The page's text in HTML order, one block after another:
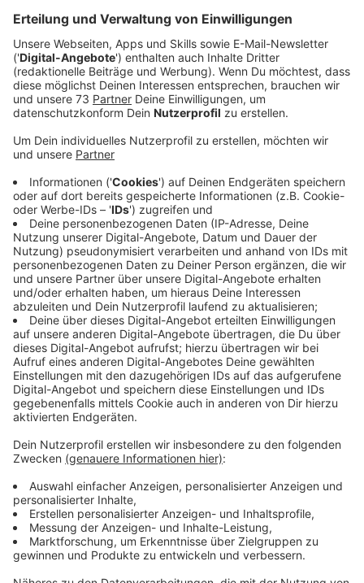
Anzeige
Zusammenhang mit Tötungsdelikt in Dingden
Die Durchsuchungen stehen im Zusammenhang mit
einem Tötungsdelikt in Dingden. Vor knapp 4 Wochen,
am Samstag den 21. Juni, war ein toter Mann in seiner
Wohnung in der Sachsenstraße gefunden worden. Der
61-Jährige starb durch Gewalteinwirkung, hieß es nach
der Obduktion.
Anzeige
Update 15.30 Uhr:
Anzeige
Nach dem gewaltsamen Tod eines 61jährigen Mannes
Duisburg drei junge Männer ermittelt, die unter
dringendem Tatverdacht stehen. Sie sind zwischen 18
und 22 Jahre alt und kommen aus Bocholt. Dort gab es
am morgen eine Razzia. Insgesamt wurden zehn